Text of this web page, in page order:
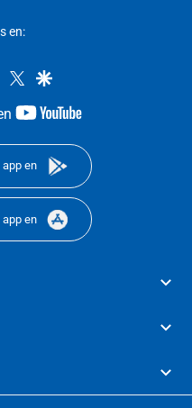
en:
instagram
twittergoogle
youtube-
en
en